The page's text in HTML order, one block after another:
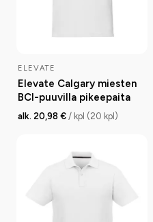
ELEVATE
Elevate Calgary miesten
BCI-puuvilla pikeepaita
alk. 20,98 € / kpl (20 kpl)